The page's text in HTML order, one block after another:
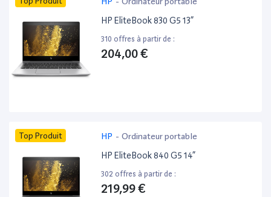
HP EliteBook 830 G5 13”
310 offres à partir de :
204,00 €
Top Produit HP - Ordinateur portable
HP EliteBook 840 G5 14”
302 offres à partir de :
219,99 €